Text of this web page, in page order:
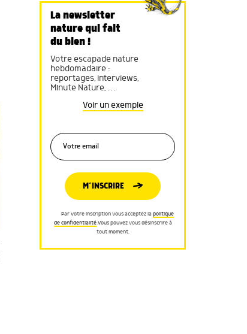
La newsletter
nature qui fait
du bien !
Votre escapade nature
hebdomadaire :
reportages, interviews,
Minute Nature, …
Voir un exemple
M’INSCRIRE
Par votre inscription vous acceptez la politique
de confidentialité.Vous pouvez vous désinscrire à
tout moment.